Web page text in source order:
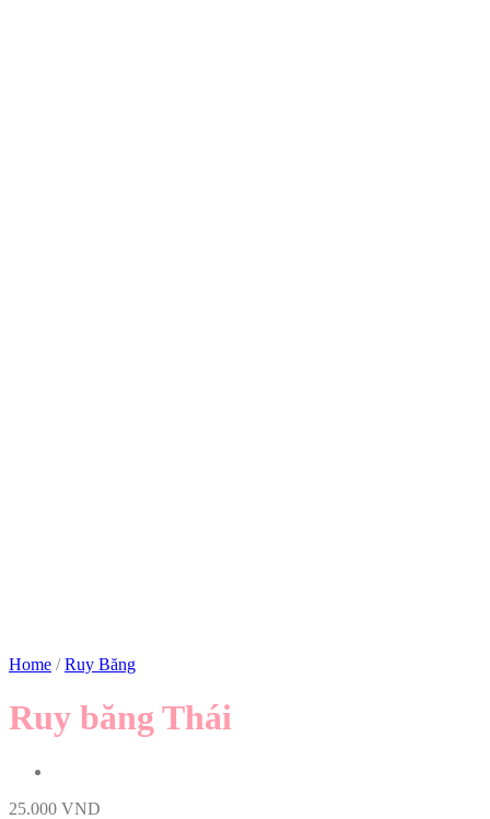
Home / Ruy Băng
Ruy băng Thái
25.000 VND